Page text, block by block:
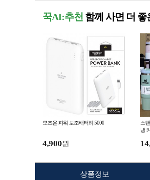
꾹AI:추천 함께 사면 더 좋
모즈온 파워 보조배터리 5000
4,900원
스
냉
상품정보